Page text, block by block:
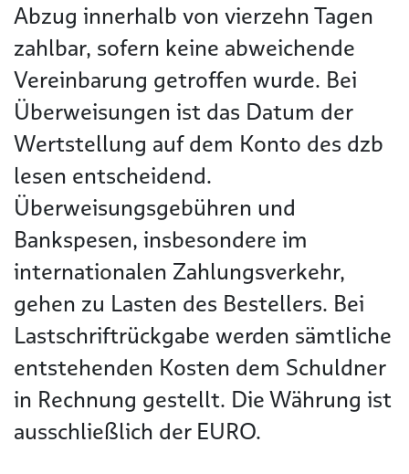
Abzug innerhalb von vierzehn Tagen
zahlbar, sofern keine abweichende
Vereinbarung getroffen wurde. Bei
Überweisungen ist das Datum der
Wertstellung auf dem Konto des dzb
lesen entscheidend.
Überweisungsgebühren und
Bankspesen, insbesondere im
internationalen Zahlungsverkehr,
gehen zu Lasten des Bestellers. Bei
Lastschriftrückgabe werden sämtliche
entstehenden Kosten dem Schuldner
in Rechnung gestellt. Die Währung ist
ausschließlich der EURO.